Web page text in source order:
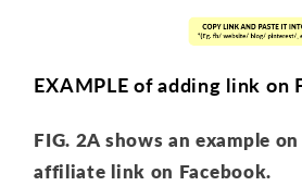
EXAMPLE of adding link on
FIG. 2A shows an example
affiliate link on Facebook.